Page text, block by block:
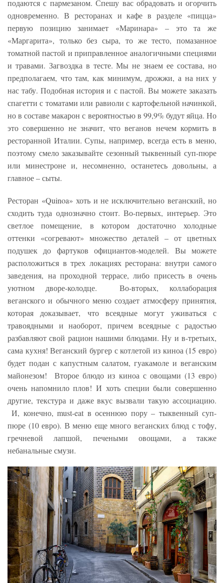
подаются с пармезаном. Спешу вас обрадовать и огорчить
одновременно. В ресторанах и кафе в разделе «пицца»
первую позицию занимает «Маринара» – это та же
«Маргарита», только без сыра, то же тесто, помазанное
томатной пастой и приправленное аналогичными специями
и травами. Загвоздка в тесте. Мы не знаем ее состава, но
предполагаем, что там, как минимум, дрожжи, а на них у
нас табу. Подобная история и с пастой. Вы можете заказать
спагетти с томатами или равиоли с картофельной начинкой,
но в составе макарон с вероятностью в 99,9% будут яйца. Но
это совершенно не значит, что веганов нечем кормить в
ресторанной Италии. Супы, например, всегда есть в меню,
поэтому смело заказывайте сезонный тыквенный суп-пюре
или минестроне и, несомненно, останетесь довольны, а
главное – сыты.
Ресторан «Quinoa» хоть и не исключительно веганский, но
сходить туда однозначно стоит. Во-первых, интерьер. Это
светлое помещение, в котором достаточно холодные
оттенки «согревают» множество деталей – от цветных
подушек до фартуков официантов-моделей. Вы можете
расположиться в трех локациях ресторана: внутри самого
заведения, на проходной террасе, либо присесть в очень
уютном дворе-колодце. Во-вторых, коллаборация
веганского и обычного меню создает атмосферу принятия,
которая доказывает, что всеядные могут уживаться с
травоядными и наоборот, причем всеядные с радостью
разбавляют свой рацион нашими блюдами. Ну и в-третьих,
сама кухня! Веганский бургер с котлетой из киноа (15 евро)
будет подан с капустным салатом, гуакамоле и веганским
майонезом! Второе блюдо из киноа с овощами (13 евро)
очень напомнило плов! И хоть специи были совершенно
другие, текстура и даже вкус вызвали такую ассоциацию.
И, конечно, must-eat в осеннюю пору – тыквенный суп-
пюре (10 евро). В меню еще много веганских блюд с тофу,
гречневой лапшой, печеными овощами, а также
небанальные смузи.